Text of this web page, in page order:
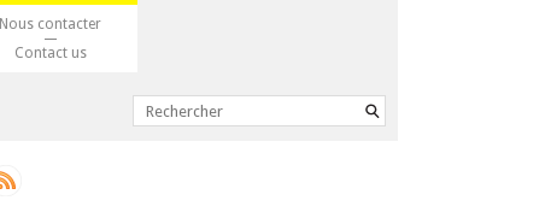
Nous contacter
Contact us